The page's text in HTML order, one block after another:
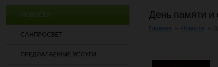
НОВОСТИ
САНПРОСВЕТ
ПРЕДЛАГАЕМЫЕ УСЛУГИ
День памяти и
Главная Новости